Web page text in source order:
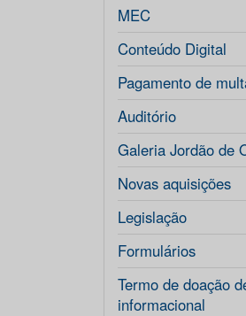
MEC
Conteúdo Digital
Pagamento de
Auditório
Galeria Jordão de
Novas aquisições
Legislação
Formulários
Termo de doação
informacional